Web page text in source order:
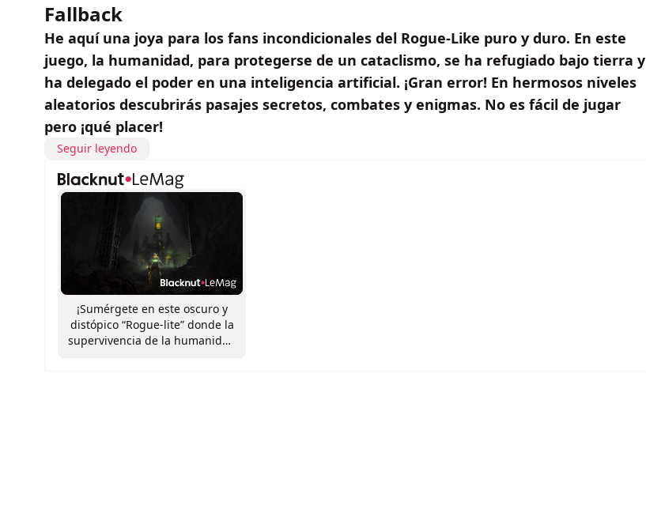
Fallback
He aquí una joya para los fans incondicionales del Rogue-Like puro y duro. En este
juego, la humanidad, para protegerse de un cataclismo, se ha refugiado bajo tierra y
ha delegado el poder en una inteligencia artificial. ¡Gran error! En hermosos niveles
aleatorios descubrirás pasajes secretos, combates y enigmas. No es fácil de jugar
pero ¡qué placer!
Seguir leyendo
¡Sumérgete en este oscuro y
distópico “Rogue-lite” donde la
supervivencia de la humanidad